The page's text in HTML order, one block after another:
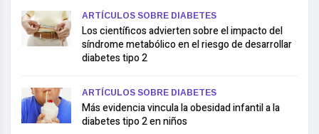
ARTÍCULOS SOBRE DIABETES
Los científicos advierten sobre el impacto del
síndrome metabólico en el riesgo de desarrollar
diabetes tipo 2
ARTÍCULOS SOBRE DIABETES
Más evidencia vincula la obesidad infantil a la
diabetes tipo 2 en niños